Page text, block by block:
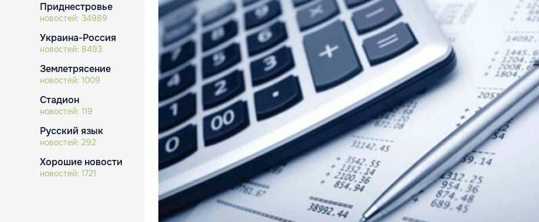
Приднестровье
новостей: 34989
Украина-Россия
новостей: 8493
Землетрясение
новостей: 1009
Стадион
новостей: 119
Русский язык
новостей: 292
Хорошие новости
новостей: 1721